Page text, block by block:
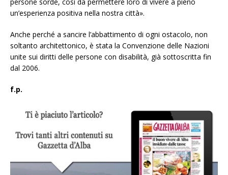
un’esperienza positiva nella nostra città».
Anche perché a sancire l’abbattimento di ogni ostacolo, non
soltanto architettonico, è stata la Convenzione delle Nazioni
unite sui diritti delle persone con disabilità, già sottoscritta fin
dal 2006.
f.p.